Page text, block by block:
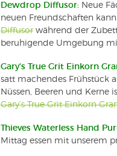
Dewdrop Diffusor: Neue
neuen Freundschaften
Diffusor während der
beruhigende Umgebung
Gary’s True Grit Einkorn
satt machendes Frühstück
Nüssen, Beeren und Kerne
Gary’s True Grit Einkorn
Thieves Waterless Hand
Mittag essen mit unserem